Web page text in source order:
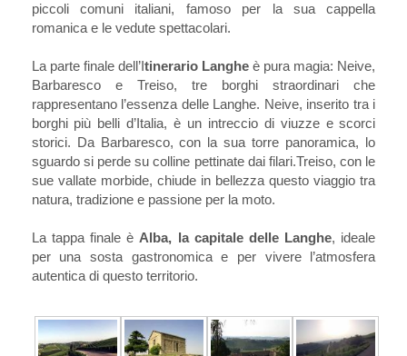
piccoli comuni italiani, famoso per la sua cappella
romanica e le vedute spettacolari.
La parte finale dell’Itinerario Langheè pura magia: Neive,
Barbaresco e Treiso, tre borghi straordinari che
rappresentano l’essenza delle Langhe. Neive, inserito tra i
borghi più belli d’Italia, è un intreccio di viuzze e scorci
storici. Da Barbaresco, con la sua torre panoramica, lo
sguardo si perde su colline pettinate dai filari.Treiso, con le
sue vallate morbide, chiude in bellezza questo viaggio tra
natura, tradizione e passione per la moto.
La tappa finale è Alba, la capitale delle Langhe, ideale
per una sosta gastronomica e per vivere l’atmosfera
autentica di questo territorio.